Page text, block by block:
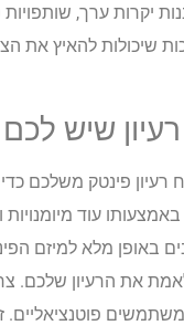
יקרות ערך, שותפויות
שיכולות להאיץ את
פינטק משלכם כדי
עוד מיומנויות
באופן מלא למיזם
את הרעיון שלכם. צרו
פוטנציאליים. זה